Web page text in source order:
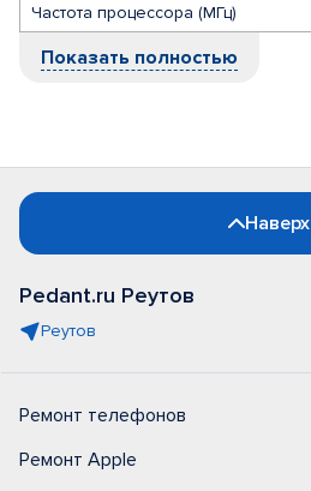
Частота процессора (МГц)
Показать полностью
Наверх
Pedant.ru Реутов
Реутов
Ремонт телефонов
Ремонт Apple